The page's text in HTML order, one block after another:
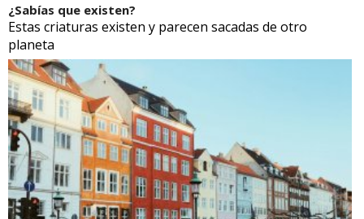
¿Sabías que existen?
Estas criaturas existen y parecen sacadas de otro
planeta